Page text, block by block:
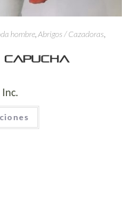
hombre,Abrigos / Cazadoras,
capucha
Inc.